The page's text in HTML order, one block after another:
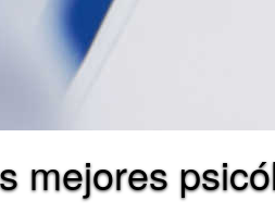
mejores